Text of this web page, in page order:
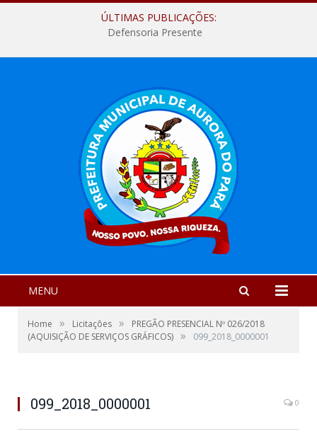
ÚLTIMAS PUBLICAÇÕES:
Defensoria Presente
MENU
Home » Licitações »
PREGÃO PRESENCIAL Nº 026/2018
(AQUISIÇÃO DE SERVIÇOS GRÁFICOS) » 099_2018_0000001
099_2018_0000001 0